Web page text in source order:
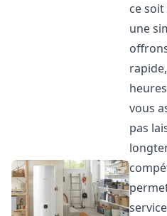
ce
une
vous
pas